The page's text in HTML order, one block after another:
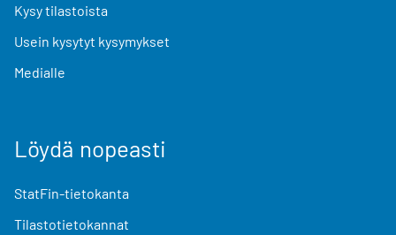
Kysy tilastoista
Usein kysytyt kysymykset
Medialle
Löydä nopeasti
StatFin-tietokanta
Tilastotietokannat